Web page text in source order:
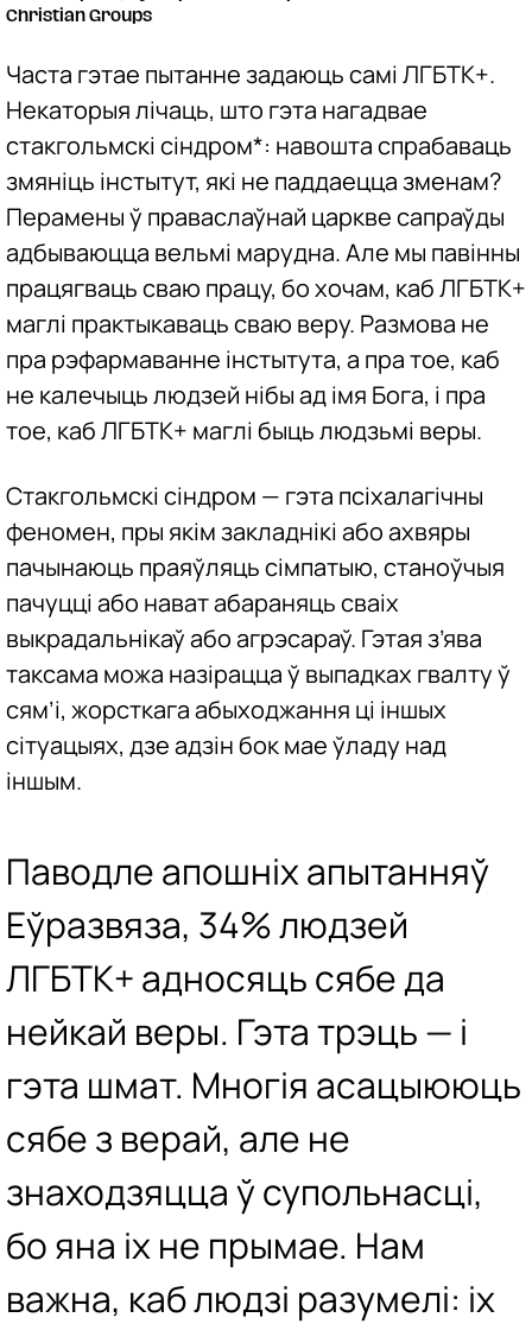
Christian Groups
Часта гэтае пытанне задаюць самі ЛГБТК+.
Некаторыя лічаць, што гэта нагадвае
стакгольмскі сіндром*: навошта спрабаваць
змяніць інстытут, які не паддаецца зменам?
Перамены ў праваслаўнай царкве сапраўды
адбываюцца вельмі марудна. Але мы павінны
працягваць сваю працу, бо хочам, каб ЛГБТК+
маглі практыкаваць сваю веру. Размова не
пра рэфармаванне інстытута, а пра тое, каб
не калечыць людзей нібы ад імя Бога, і пра
тое, каб ЛГБТК+ маглі быць людзьмі веры.
Стакгольмскі сіндром — гэта псіхалагічны
феномен, пры якім закладнікі або ахвяры
пачынаюць праяўляць сімпатыю, станоўчыя
пачуцці або нават абараняць сваіх
выкрадальнікаў або агрэсараў. Гэтая з’ява
таксама можа назірацца ў выпадках гвалту ў
сям’і, жорсткага абыходжання ці іншых
сітуацыях, дзе адзін бок мае ўладу над
іншым.
Паводле апошніх апытанняў
Еўразвяза, 34% людзей
ЛГБТК+ адносяць сябе да
нейкай веры. Гэта трэць — і
гэта шмат. Многія асацыююць
сябе з верай, але не
знаходзяцца ў супольнасці,
бо яна іх не прымае. Нам
важна, каб людзі разумелі: іх